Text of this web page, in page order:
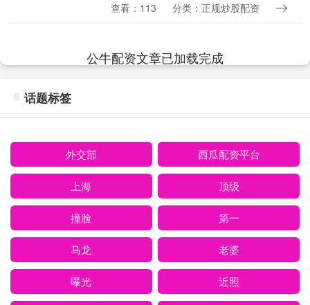
说"贴秋膘"，其实咱们现代人更该讲究"贴
查看：113 分类：正规炒股配资
公牛配资文章已加载完成
话题标签
外交部 西瓜配资平台
上海 顶级
撞脸 第一
马龙 老婆
曝光 近照